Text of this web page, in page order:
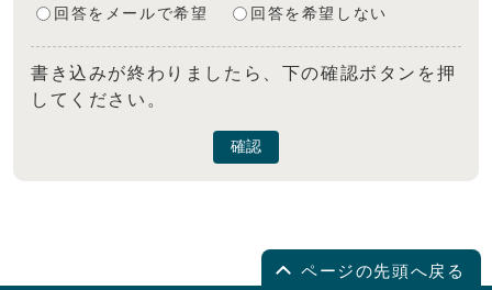
回答をメールで希望 回答を希望しない
書き込みが終わりましたら、下の確認ボタンを押
してください。
確認
ページの先頭へ戻る